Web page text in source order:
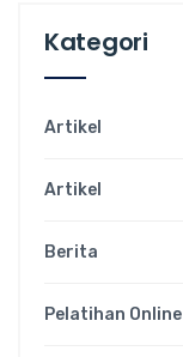
Kategori
Artikel
Artikel
Berita
Pelatihan Online